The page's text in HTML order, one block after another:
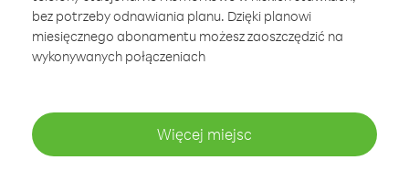
bez potrzeby odnawiania planu. Dzięki planowi
miesięcznego abonamentu możesz zaoszczędzić na
wykonywanych połączeniach
Więcej miejsc